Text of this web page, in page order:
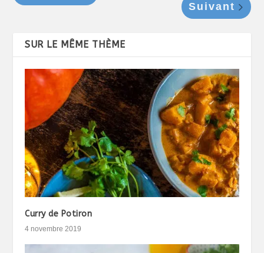
Suivant
SUR LE MÊME THÈME
Curry de Potiron
4 novembre 2019